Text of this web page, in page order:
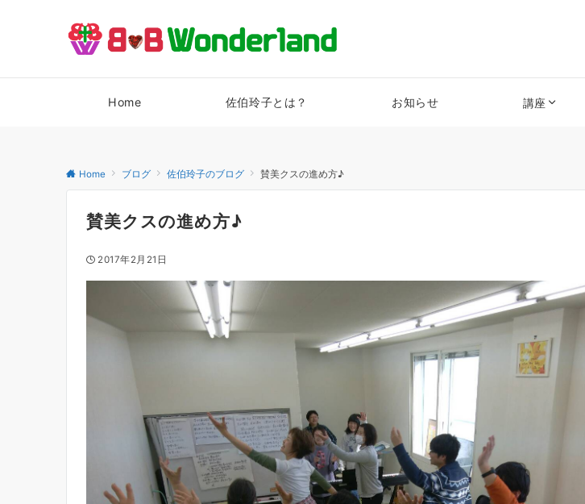
Home 佐伯玲子とは？ お知らせ 講座
Home ブログ 佐伯玲子のブログ 賛美クスの進め方♪
賛美クスの進め方♪
2017年2月21日